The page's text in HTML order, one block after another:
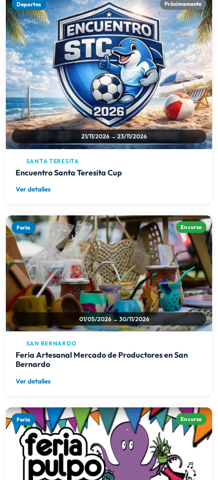
Deportes Próximamente
21/11/2026 → 23/11/2026
SANTA TERESITA
Encuentro Santa Teresita Cup
Ver detalles
Feria En curso
01/05/2026 → 30/11/2026
SAN BERNARDO
Feria Artesanal Mercado de Productores en San
Bernardo
Ver detalles
Feria En curso